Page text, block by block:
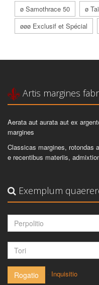
ø Samothrace 50
ø
øøø Exclusif et Spécial
Artis margines
Aerata aut aurata aut ex
margines
Classicas margines, rotondas
e recentibus materiis,
Exemplum
Rogatio Inquisitio